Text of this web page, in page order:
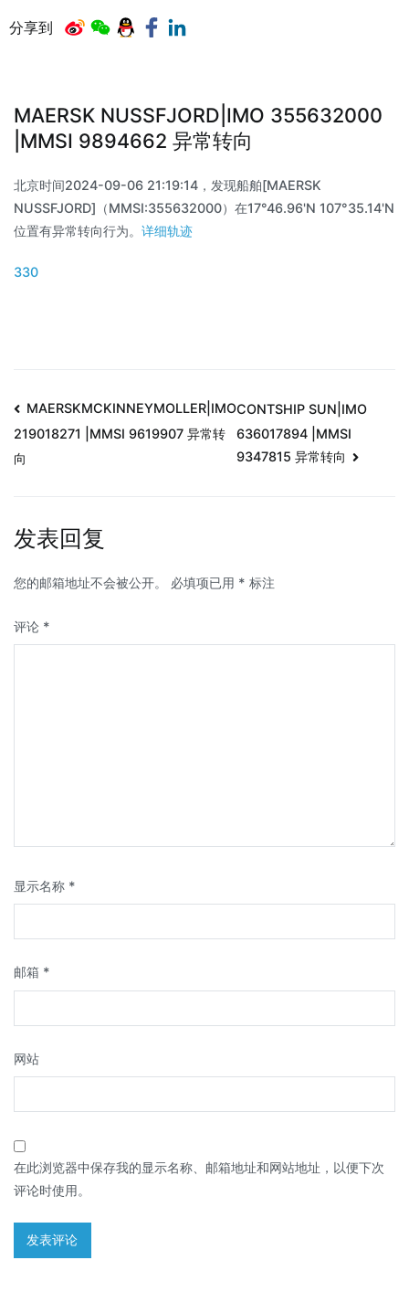
分享到
MAERSK NUSSFJORD|IMO 355632000
|MMSI 9894662 异常转向
北京时间2024-09-06 21:19:14，发现船舶[MAERSK
NUSSFJORD]（MMSI:355632000）在17°46.96'N 107°35.14'N
位置有异常转向行为。 详细轨迹
330
MAERSKMCKINNEYMOLLER|IMO
219018271 |MMSI 9619907 异常转
向
CONTSHIP SUN|IMO
636017894 |MMSI
9347815 异常转向
发表回复
您的邮箱地址不会被公开。 必填项已用 * 标注
评论 *
显示名称 *
邮箱 *
网站
在此浏览器中保存我的显示名称、邮箱地址和网站地址，以便下次
评论时使用。